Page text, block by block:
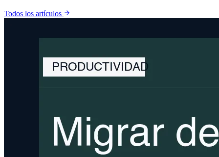
Todos los artículos